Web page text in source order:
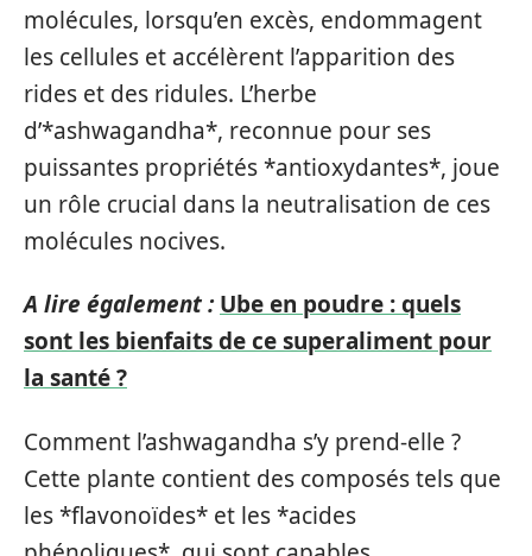
molécules, lorsqu’en excès, endommagent
les cellules et accélèrent l’apparition des
rides et des ridules. L’herbe
d’*ashwagandha*, reconnue pour ses
puissantes propriétés *antioxydantes*, joue
un rôle crucial dans la neutralisation de ces
molécules nocives.
A lire également : Ube en poudre : quels
sont les bienfaits de ce superaliment pour
la santé ?
Comment l’ashwagandha s’y prend-elle ?
Cette plante contient des composés tels que
les *flavonoïdes* et les *acides